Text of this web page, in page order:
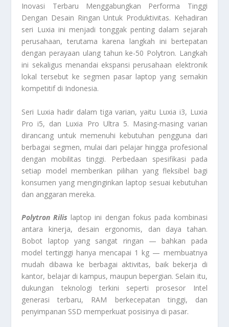
Inovasi Terbaru Menggabungkan Performa Tinggi
Dengan Desain Ringan Untuk Produktivitas. Kehadiran
seri Luxia ini menjadi tonggak penting dalam sejarah
perusahaan, terutama karena langkah ini bertepatan
dengan perayaan ulang tahun ke-50 Polytron. Langkah
ini sekaligus menandai ekspansi perusahaan elektronik
lokal tersebut ke segmen pasar laptop yang semakin
kompetitif di Indonesia.
Seri Luxia hadir dalam tiga varian, yaitu Luxia i3, Luxia
Pro i5, dan Luxia Pro Ultra 5. Masing-masing varian
dirancang untuk memenuhi kebutuhan pengguna dari
berbagai segmen, mulai dari pelajar hingga profesional
dengan mobilitas tinggi. Perbedaan spesifikasi pada
setiap model memberikan pilihan yang fleksibel bagi
konsumen yang menginginkan laptop sesuai kebutuhan
dan anggaran mereka.
Polytron Rilis laptop ini dengan fokus pada kombinasi
antara kinerja, desain ergonomis, dan daya tahan.
Bobot laptop yang sangat ringan — bahkan pada
model tertinggi hanya mencapai 1 kg — membuatnya
mudah dibawa ke berbagai aktivitas, baik bekerja di
kantor, belajar di kampus, maupun bepergian. Selain itu,
dukungan teknologi terkini seperti prosesor Intel
generasi terbaru, RAM berkecepatan tinggi, dan
penyimpanan SSD memperkuat posisinya di pasar.